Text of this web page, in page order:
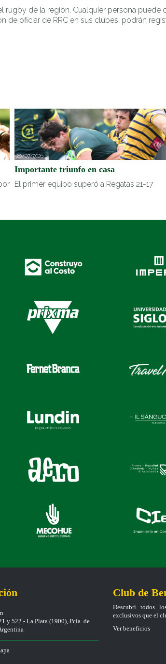
de la región. Cualquier persona
de oficiar de RRC en sus clubes, podrán
20/07/2026
Importante triunfo en casa
El primer equipo superó a Regatas 21-17
y 522 - La Plata (1900), Pcia. de
Club de
Descubrí todos
exclusivos que el
Ver beneficios